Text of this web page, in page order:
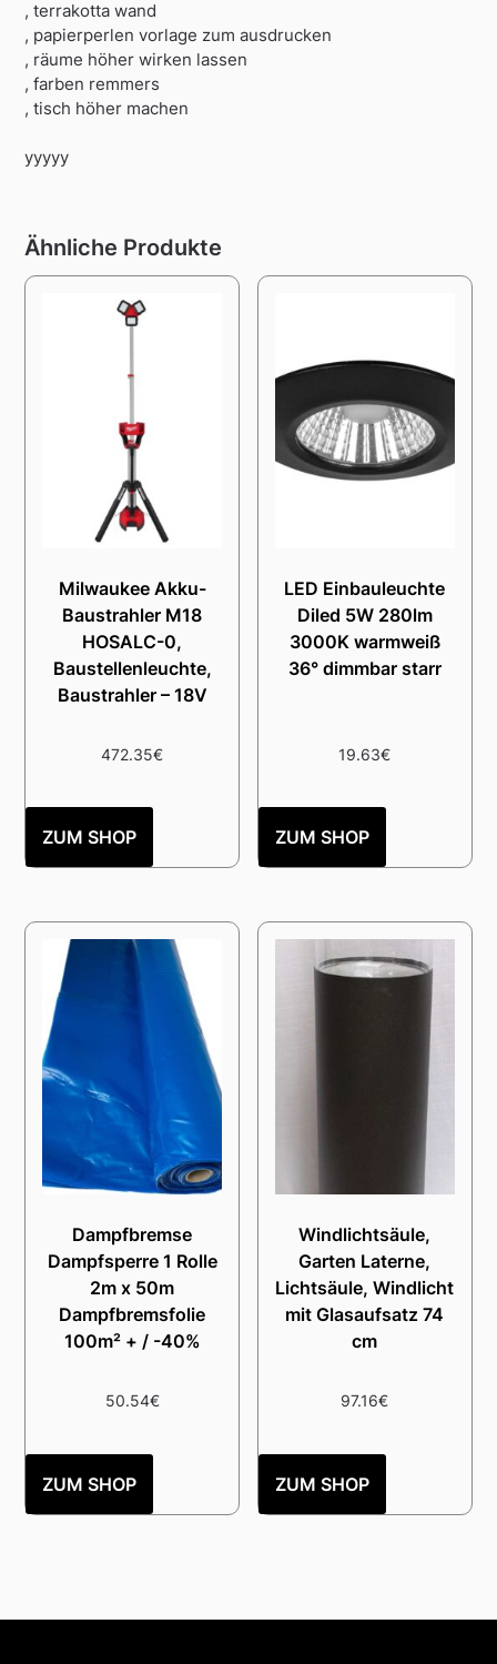
, terrakotta wand
, papierperlen vorlage zum ausdrucken
, räume höher wirken lassen
, farben remmers
, tisch höher machen
yyyyy
Ähnliche Produkte
Milwaukee Akku-
Baustrahler M18
HOSALC-0,
Baustellenleuchte,
Baustrahler – 18V
472.35€
ZUM SHOP
LED Einbauleuchte
Diled 5W 280lm
3000K warmweiß
36° dimmbar starr
19.63€
ZUM SHOP
Dampfbremse
Dampfsperre 1 Rolle
2m x 50m
Dampfbremsfolie
100m² + / -40%
50.54€
ZUM SHOP
Windlichtsäule,
Garten Laterne,
Lichtsäule, Windlicht
mit Glasaufsatz 74
cm
97.16€
ZUM SHOP